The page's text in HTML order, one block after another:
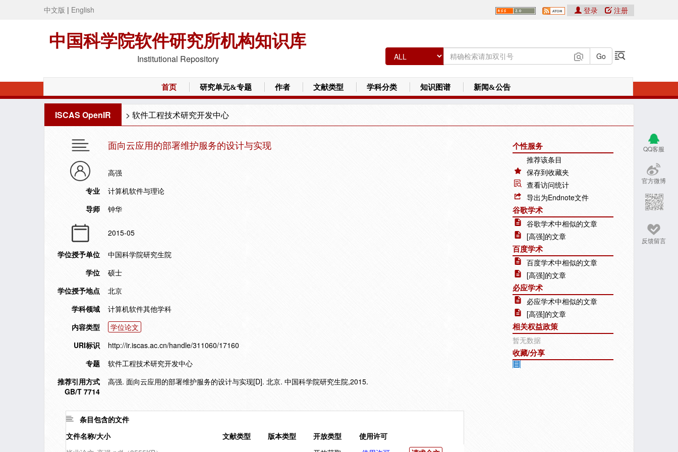
中文版 | English
中国科学院软件研究所机构知识库
Institutional Repository
登录 注册
首页 研究单元&专题 作者 文献类型 学科分类 知识图谱 新闻&公告
ISCAS OpenIR > 软件工程技术研究开发中心
QQ客服
官方微博
反馈留言
面向云应用的部署维护服务的设计与实现
高强
专业
计算机软件与理论
导师
钟华
2015-05
学位授予单位
中国科学院研究生院
学位
硕士
学位授予地点
北京
学科领域
计算机软件其他学科
内容类型
学位论文
URI标识
http://ir.iscas.ac.cn/handle/311060/17160
专题
软件工程技术研究开发中心
推荐引用方式
GB/T 7714
高强. 面向云应用的部署维护服务的设计与实现[D]. 北京. 中国科学院研究生院,2015.
条目包含的文件
文件名称/大小
文献类型 版本类型 开放类型
使用许可
个性服务
推荐该条目
保存到收藏夹
查看访问统计
导出为Endnote文件
谷歌学术
谷歌学术中相似的文章
[高强]的文章
百度学术
百度学术中相似的文章
[高强]的文章
必应学术
必应学术中相似的文章
[高强]的文章
相关权益政策
暂无数据
收藏/分享